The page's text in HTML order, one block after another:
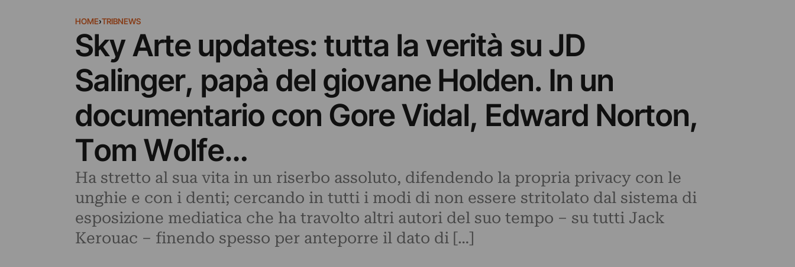
HOME›TRIBNEWS
Sky Arte updates: tutta la verità su JD
Salinger, papà del giovane Holden. In un
documentario con Gore Vidal, Edward Norton,
Tom Wolfe…
Ha stretto al sua vita in un riserbo assoluto, difendendo la propria privacy con le
unghie e con i denti; cercando in tutti i modi di non essere stritolato dal sistema di
esposizione mediatica che ha travolto altri autori del suo tempo – su tutti Jack
Kerouac – finendo spesso per anteporre il dato di […]